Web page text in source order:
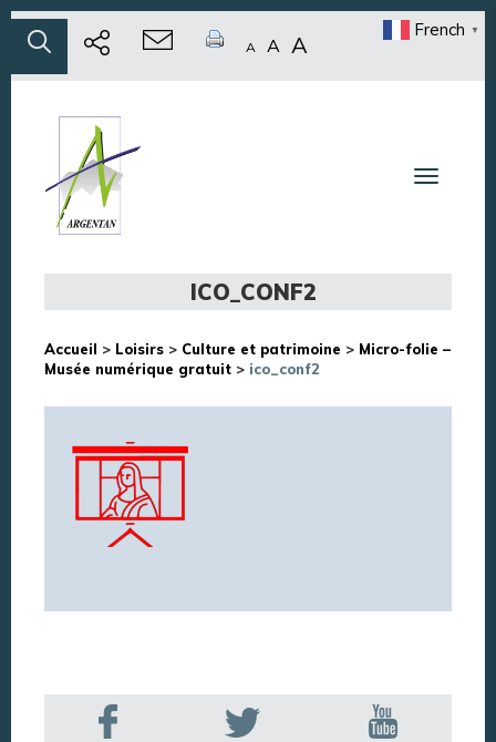
A A A
French ▼
Toggle
ICO_CONF2
Accueil > Loisirs > Culture et patrimoine > Micro-folie –
Musée numérique gratuit > ico_conf2